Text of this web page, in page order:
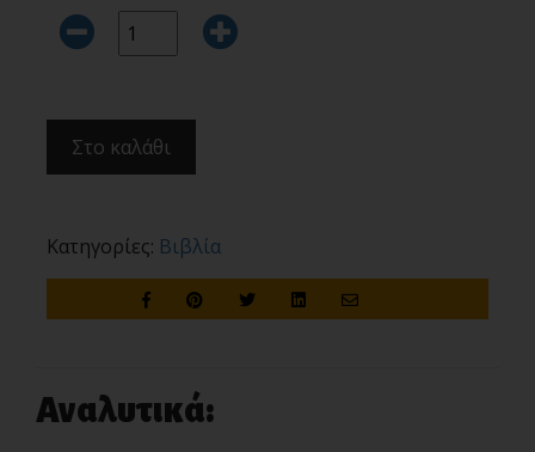
Στο καλάθι
Κατηγορίες: Βιβλία
Αναλυτικά: